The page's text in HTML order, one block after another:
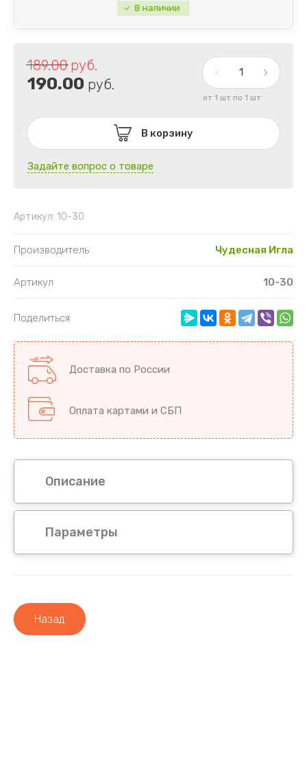
В наличии
189.00руб.
190.00 руб.
от 1 шт по 1 шт
В корзину
Задайте вопрос о товаре
Артикул: 10-30
Производитель Чудесная Игла
Артикул 10-30
Поделиться
Доставка по России
Оплата картами и СБП
Описание
Параметры
Назад